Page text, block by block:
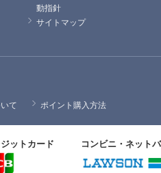
動指針
サイトマップ
て ポイント購入方法
ットカード コンビニ・ネット